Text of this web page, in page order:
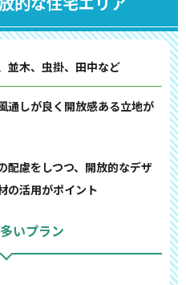
並木、虫掛、田中など
通しが良く開放感ある立地が
配慮をしつつ、開放的なデザ
の活用がポイント
いプラン